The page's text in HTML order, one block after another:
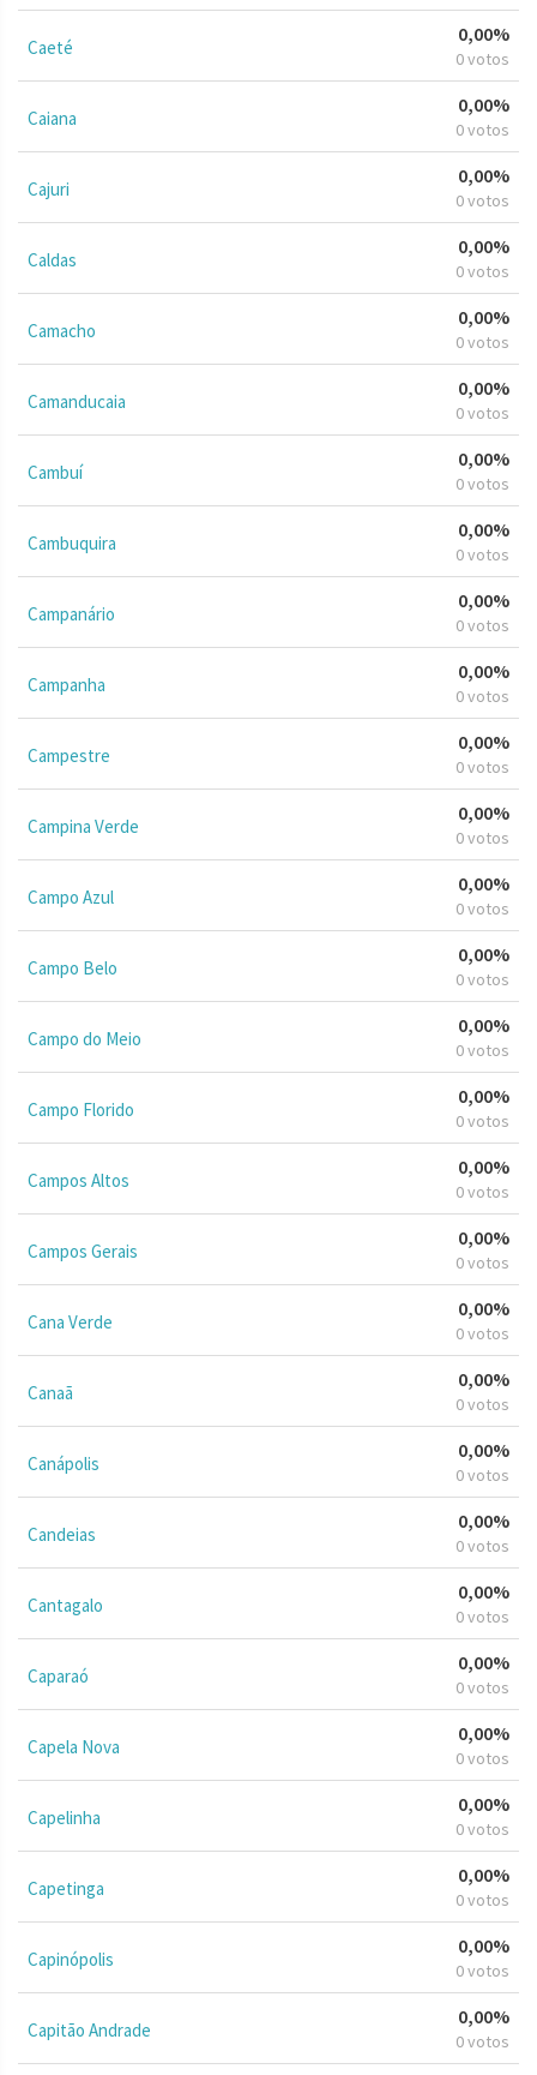
Caeté
0,00%
0 votos
Caiana
0,00%
0 votos
Cajuri
0,00%
0 votos
Caldas
0,00%
0 votos
Camacho
0,00%
0 votos
Camanducaia
0,00%
0 votos
Cambuí
0,00%
0 votos
Cambuquira
0,00%
0 votos
Campanário
0,00%
0 votos
Campanha
0,00%
0 votos
Campestre
0,00%
0 votos
Campina Verde
0,00%
0 votos
Campo Azul
0,00%
0 votos
Campo Belo
0,00%
0 votos
Campo do Meio
0,00%
0 votos
Campo Florido
0,00%
0 votos
Campos Altos
0,00%
0 votos
Campos Gerais
0,00%
0 votos
Cana Verde
0,00%
0 votos
Canaã
0,00%
0 votos
Canápolis
0,00%
0 votos
Candeias
0,00%
0 votos
Cantagalo
0,00%
0 votos
Caparaó
0,00%
0 votos
Capela Nova
0,00%
0 votos
Capelinha
0,00%
0 votos
Capetinga
0,00%
0 votos
Capinópolis
0,00%
0 votos
Capitão Andrade
0,00%
0 votos